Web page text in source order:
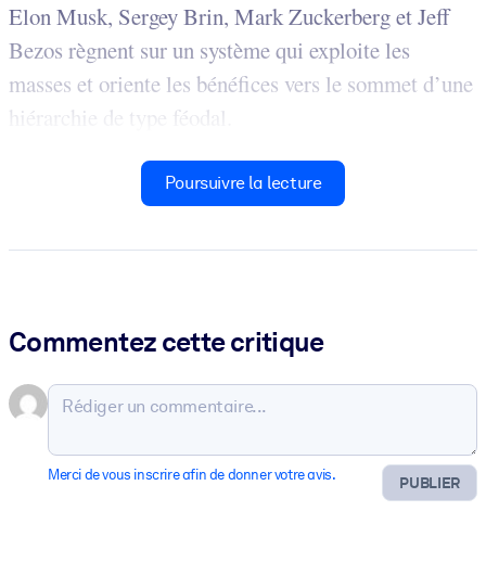
Elon Musk, Sergey Brin, Mark Zuckerberg et Jeff
Bezos règnent sur un système qui exploite les
masses et oriente les bénéfices vers le sommet d’une
hiérarchie de type féodal.
Poursuivre la lecture
Commentez cette critique
PUBLIER
Merci de vous inscrire afin de donner votre avis.